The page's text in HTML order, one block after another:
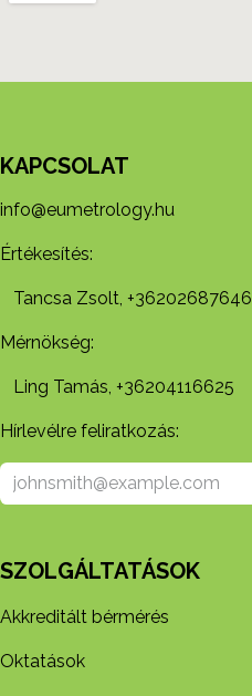
KAPCSOLAT
info@eumetrology.hu
Értékesítés:
Tancsa Zsolt, +36202687646
Mérnökség:
Ling Tamás, +36204116625
Hírlevélre feliratkozás:
SZOLGÁLTATÁSOK
Akkreditált bérmérés
Oktatások